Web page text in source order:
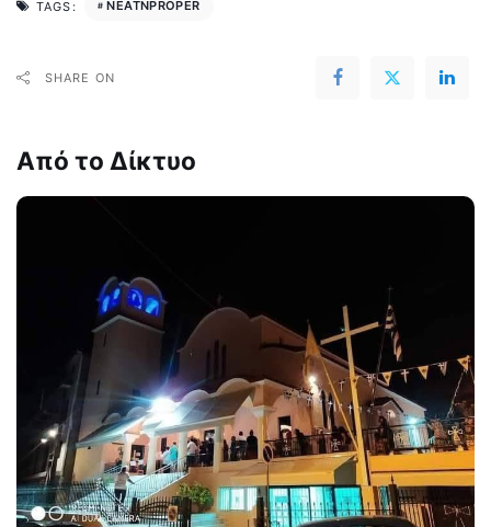
TAGS: NEATNPROPER
SHARE ON
Από το Δίκτυο